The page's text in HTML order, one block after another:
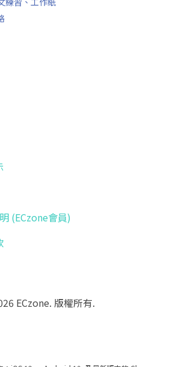
(ECzone會員)
ECzone. 版權所有.